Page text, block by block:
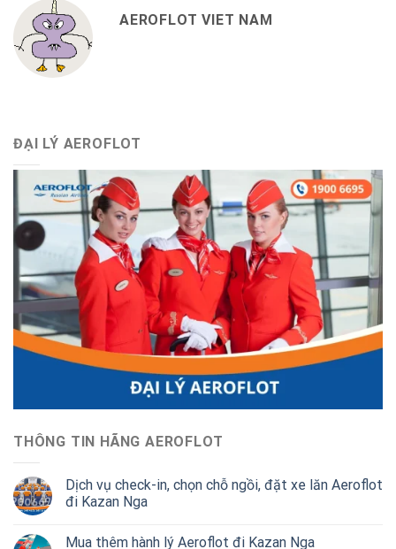
AEROFLOT VIET NAM
ĐẠI LÝ AEROFLOT
THÔNG TIN HÃNG AEROFLOT
Dịch vụ check-in, chọn chỗ ngồi, đặt xe lăn Aeroflot
đi Kazan Nga
Mua thêm hành lý Aeroflot đi Kazan Nga